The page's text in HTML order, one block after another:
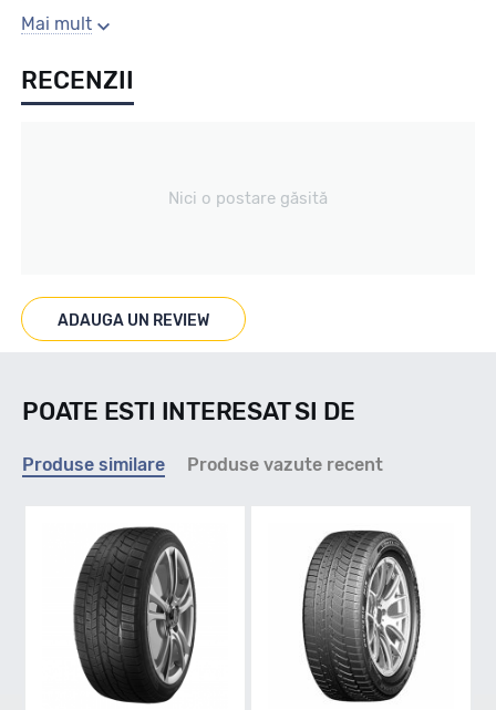
Sezon
Iarna
Marcaje
Indice viteza
H - max 210km/h
Indice greutate
Mai mult
RECENZII
Nici o postare găsită
ADAUGA UN REVIEW
POATE ESTI INTERESAT SI DE
Produse similare Produse vazute recent